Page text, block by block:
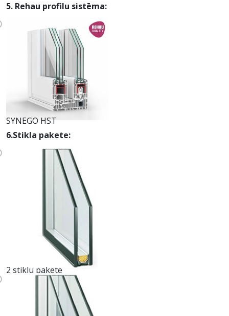
5. Rehau profilu sistēma:
SYNEGO HST
6.Stikla pakete:
2 stiklu pakete